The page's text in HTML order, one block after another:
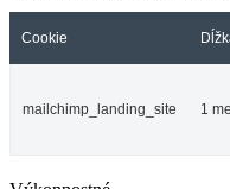
Cookie
mailchimp_landing_site 1